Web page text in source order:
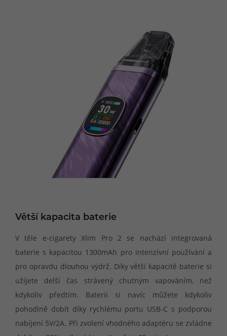
Větší kapacita baterie
V těle e-cigarety Xlim Pro 2 se nachází integrovaná
baterie s kapacitou 1300mAh pro intenzivní používání a
pro opravdu dlouhou výdrž. Díky větší kapacitě baterie si
užijete delší čas strávený chutným vapováním, než
kdykoliv předtím. Baterii si navíc můžete kdykoliv
pohodlně dobít díky rychlému portu USB-C s podporou
nabíjení 5V/2A. Při zvolení vhodného adaptéru se zvládne